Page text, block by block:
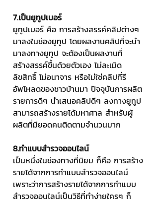
7.เป็นยูทูปเบอร์
ยูทูปเบอร์ คือ การสร้างสรรค์คลิปต่างๆ
มาลงในช่องยูทูป โดยผลงานคลิปที่จะนำ
มาลงทางยูทูป จะต้องเป็นผลงานที่
สร้างสรรค์ขึ้นด้วยตัวเอง ไม่ละเมิด
ลิขสิทธิ์ ไม่อนาจาร หรือไม่ใช่คลิปที่รี
อัพโหลดของชาวบ้านมา ปัจจุบันการผลิต
รายการดีๆ นำเสนอคลิปดีๆ ลงทางยูทูป
สามารถสร้างรายได้มหาศาล สำหรับผู้
ผลิตที่มียอดคนติดตามจำนวนมาก
8.ทำแบบสำรวจออนไลน์
เป็นหนึ่งในช่องทางที่นิยม ก็คือ การสร้าง
รายได้จากการทำแบบสำรวจออนไลน์
เพราะว่าการสร้างรายได้จากการทำแบบ
สำรวจออนไลน์เป็นวิธีที่ทำง่ายใครๆ ก็